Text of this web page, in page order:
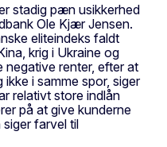
stadig pæn usikkerhed
Ole Kjær Jensen.
eliteindeks faldt
krig i Ukraine og
negative renter, efter at
i samme spor, siger
relativt store indlån
på at give kunderne
farvel til